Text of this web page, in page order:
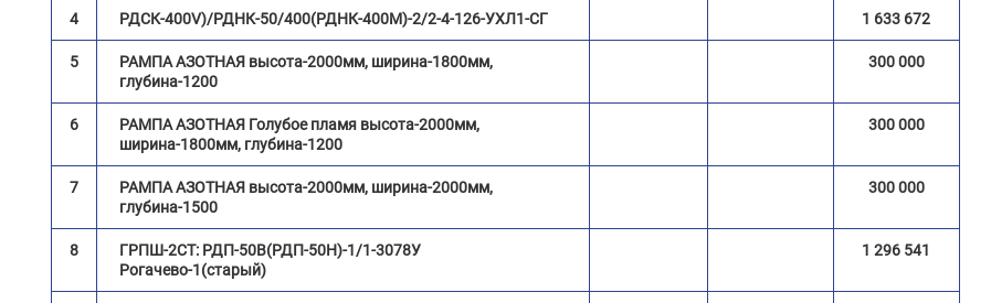
4 РДСК-400V)/РДНК-50/400(РДНК-400М)-2/2-4-126-УХЛ1-СГ 1 633 672
5
РАМПА АЗОТНАЯ высота-2000мм, ширина-1800мм,
глубина-1200
300 000
6
РАМПА АЗОТНАЯ Голубое пламя высота-2000мм,
ширина-1800мм, глубина-1200
300 000
7
РАМПА АЗОТНАЯ высота-2000мм, ширина-2000мм,
глубина-1500
300 000
8
ГРПШ-2СТ: РДП-50В(РДП-50Н)-1/1-3078У
Рогачево-1(старый)
1 296 541